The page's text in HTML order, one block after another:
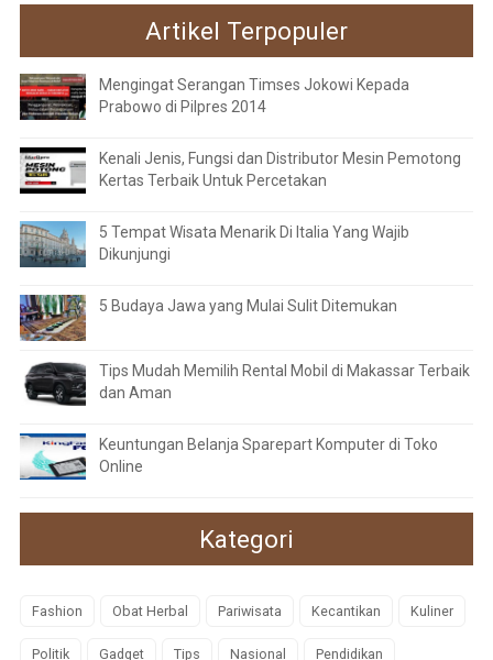
Artikel Terpopuler
Mengingat Serangan Timses Jokowi Kepada
Prabowo di Pilpres 2014
Kenali Jenis, Fungsi dan Distributor Mesin Pemotong
Kertas Terbaik Untuk Percetakan
5 Tempat Wisata Menarik Di Italia Yang Wajib
Dikunjungi
5 Budaya Jawa yang Mulai Sulit Ditemukan
Tips Mudah Memilih Rental Mobil di Makassar Terbaik
dan Aman
Keuntungan Belanja Sparepart Komputer di Toko
Online
Kategori
Fashion Obat Herbal Pariwisata Kecantikan Kuliner
Politik Gadget Tips Nasional Pendidikan